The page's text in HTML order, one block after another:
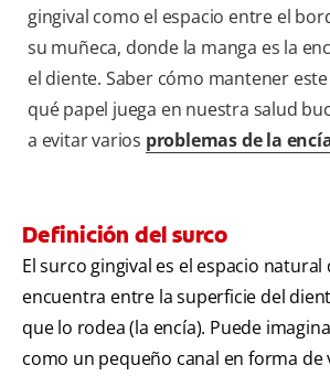
gingival como el espacio entre el
su muñeca, donde la manga es la
el diente. Saber cómo mantener
qué papel juega en nuestra salud
a evitar varios problemas de la
Definición del surco
El surco gingival es el espacio natural
encuentra entre la superficie del
que lo rodea (la encía). Puede
como un pequeño canal en forma de